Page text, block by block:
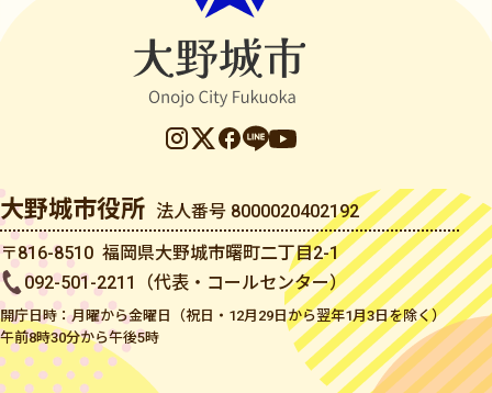
大野城市役所 法人番号 8000020402192
〒816-8510 福岡県大野城市曙町二丁目2-1
092-501-2211（代表・コールセンター）
開庁日時：月曜から金曜日（祝日・12月29日から翌年1月3日を除く）
午前8時30分から午後5時